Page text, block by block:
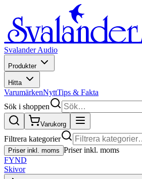
Svalander Audio
Produkter
Hitta
VarumärkenNyttTips & Fakta
Sök i shoppen
Varukorg
Filtrera kategorier
Priser inkl. moms Priser inkl. moms
FYND
Skivor